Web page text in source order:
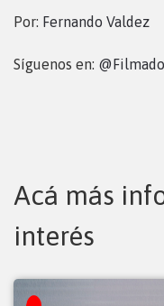
Por: Fernando Valdez
Síguenos en:
Acá más
interés